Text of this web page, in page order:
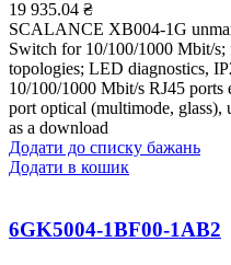
19 935.04 ₴
SCALANCE XB004-1G
Switch for 10/100/1000 Mbit/s;
topologies; LED diagnostics,
10/100/1000 Mbit/s RJ45
port optical (multimode, glass),
as a download
Додати до списку бажань
Додати в кошик
6GK5004-1BF00-1AB2